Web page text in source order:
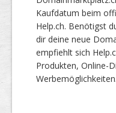
Kaufdatum beim
Help.ch. Benötigst
dir deine neue
empfiehlt sich
Produkten, Online-
Werbemöglichkeiten.